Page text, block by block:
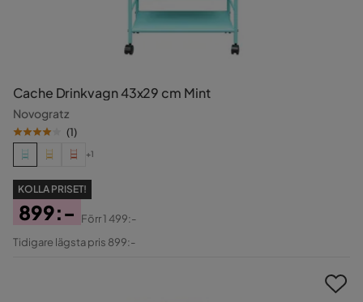
Cache Drinkvagn 43x29 cm Mint
Novogratz
(1)
+1
KOLLA PRISET!
Pris
899:-
Original
Förr1 499:-
Tidigare lägsta pris 899:-